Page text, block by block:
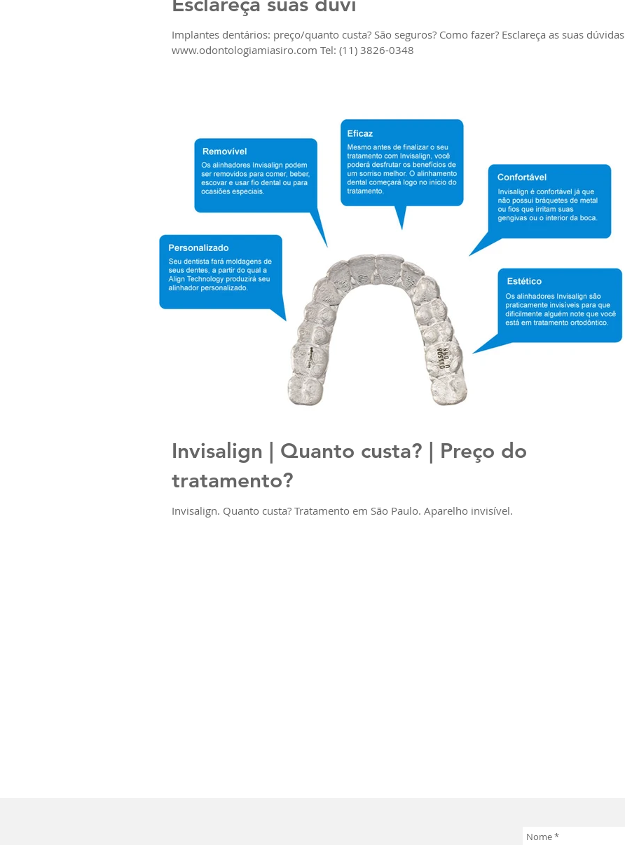
Implantes dentários: preço/quanto custa? São seguros? Como fazer? Esclareça as suas dúvidas.
www.odontologiamiasiro.com Tel: (11) 3826-0348
Invisalign | Quanto custa? | Preço do
tratamento?
Invisalign. Quanto custa? Tratamento em São Paulo. Aparelho invisível.